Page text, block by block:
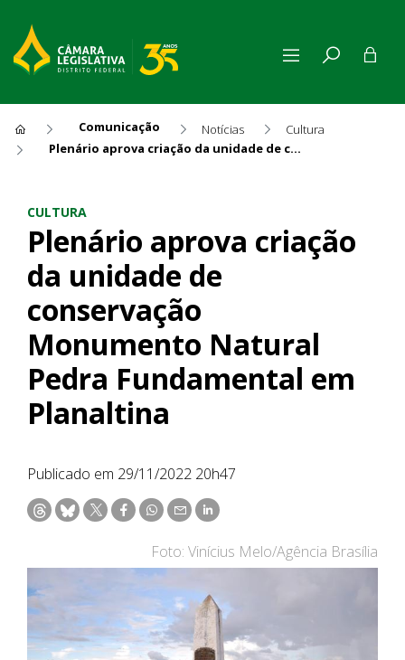
Comunicação Notícias
Cultura
Plenário aprova criação da unidade de conservação Monumento Natural Pedra Fundamental em Planaltina
CULTURA
Plenário aprova criação
da unidade de
conservação
Monumento Natural
Pedra Fundamental em
Planaltina
Publicado em 29/11/2022 20h47
Foto: Vinícius Melo/Agência Brasília